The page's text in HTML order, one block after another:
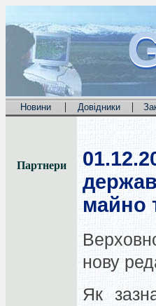
Новини | Довідники |
Партнери
майно
нову
Як